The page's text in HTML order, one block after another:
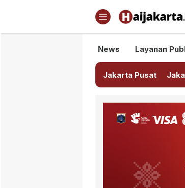
Haijakarta.id
Semua Tentang
News Layanan
Jakarta Pusat